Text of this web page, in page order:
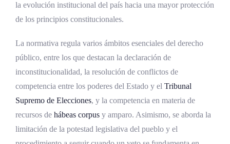
la evolución institucional del país hacia una mayor protección
de los principios constitucionales.
La normativa regula varios ámbitos esenciales del derecho
público, entre los que destacan la declaración de
inconstitucionalidad, la resolución de conflictos de
competencia entre los poderes del Estado y el Tribunal
Supremo de Elecciones, y la competencia en materia de
recursos de hábeas corpus y amparo. Asimismo, se aborda la
limitación de la potestad legislativa del pueblo y el